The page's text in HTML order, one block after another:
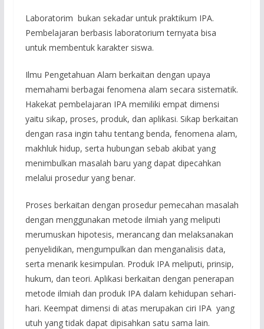
Laboratorim bukan sekadar untuk praktikum IPA.
Pembelajaran berbasis laboratorium ternyata bisa
untuk membentuk karakter siswa.
Ilmu Pengetahuan Alam berkaitan dengan upaya
memahami berbagai fenomena alam secara sistematik.
Hakekat pembelajaran IPA memiliki empat dimensi
yaitu sikap, proses, produk, dan aplikasi. Sikap berkaitan
dengan rasa ingin tahu tentang benda, fenomena alam,
makhluk hidup, serta hubungan sebab akibat yang
menimbulkan masalah baru yang dapat dipecahkan
melalui prosedur yang benar.
Proses berkaitan dengan prosedur pemecahan masalah
dengan menggunakan metode ilmiah yang meliputi
merumuskan hipotesis, merancang dan melaksanakan
penyelidikan, mengumpulkan dan menganalisis data,
serta menarik kesimpulan. Produk IPA meliputi, prinsip,
hukum, dan teori. Aplikasi berkaitan dengan penerapan
metode ilmiah dan produk IPA dalam kehidupan sehari-
hari. Keempat dimensi di atas merupakan ciri IPA yang
utuh yang tidak dapat dipisahkan satu sama lain.